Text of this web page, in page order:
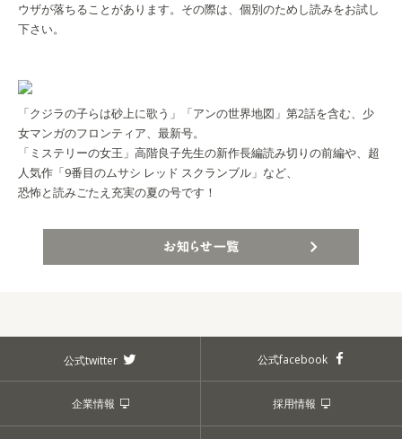
ウザが落ちることがあります。その際は、個別のためし読みをお試し
下さい。
「クジラの子らは砂上に歌う」「アンの世界地図」第2話を含む、少
女マンガのフロンティア、最新号。
「ミステリーの女王」高階良子先生の新作長編読み切りの前編や、超
人気作「9番目のムサシ レッド スクランブル」など、
恐怖と読みごたえ充実の夏の号です！
公式twitter 公式facebook
企業情報 採用情報